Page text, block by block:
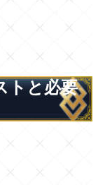
トと必要